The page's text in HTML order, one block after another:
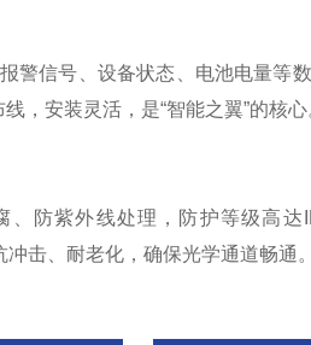
信号、设备状态、电池电量等
，安装灵活，是“智能之翼”的核心
紫外线处理，防护等级高达
击、耐老化，确保光学通道畅通。